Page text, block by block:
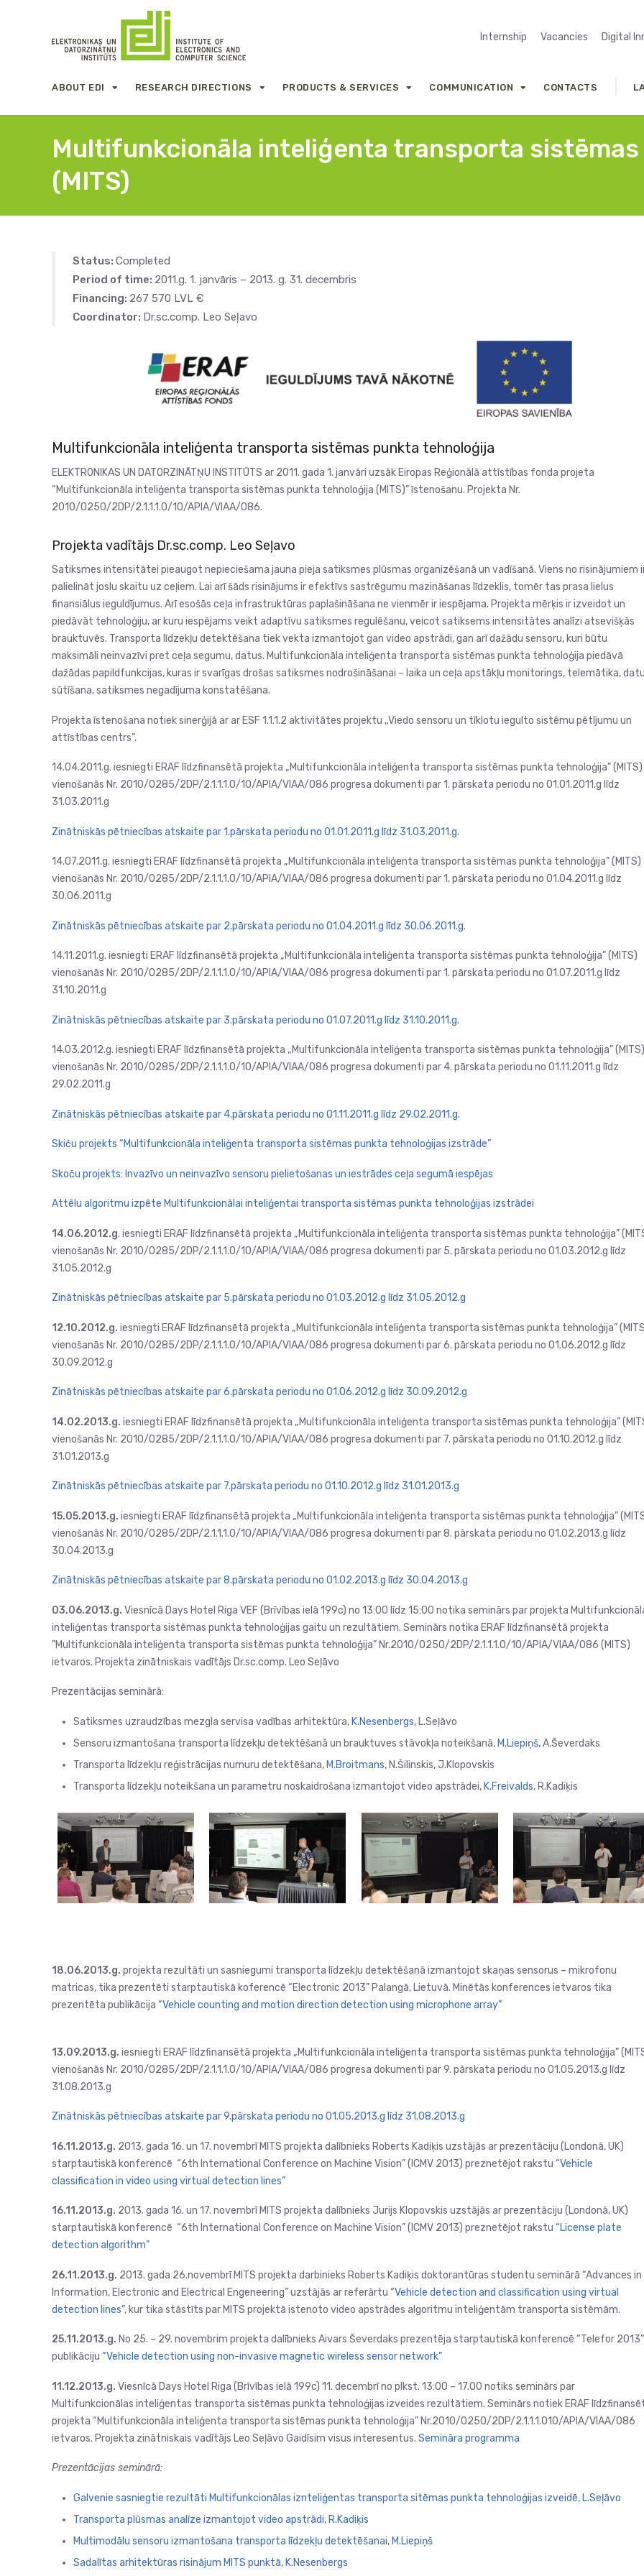
Internship Vacancies Digital
ABOUT EDI RESEARCH DIRECTIONS PRODUCTS & SERVICES COMMUNICATION CONTACTS
Multifunkcionāla inteliģenta transporta
(MITS)
Status: Completed
Period of time: 2011.g. 1. janvāris – 2013. g. 31. decembris
Financing: 267 570 LVL €
Coordinator: Dr.sc.comp. Leo Seļavo
Multifunkcionāla inteliģenta transporta sistēmas punkta tehnoloģija
ELEKTRONIKAS UN DATORZINĀTŅU INSTITŪTS ar 2011. gada 1. janvāri uzsāk Eiropas Reģionālā attīstības fonda projeta
“Multifunkcionāla inteliģenta transporta sistēmas punkta tehnoloģija (MITS)” īstenošanu. Projekta Nr.
2010/0250/2DP/2.1.1.1.0/10/APIA/VIAA/086.
Projekta vadītājs Dr.sc.comp. Leo Seļavo
Satiksmes intensitātei pieaugot nepieciešama jauna pieja satiksmes plūsmas organizēšanā un vadīšanā. Viens no risinājumiem
palielināt joslu skaitu uz ceļiem. Lai arī šāds risinājums ir efektīvs sastrēgumu mazināšanas līdzeklis, tomēr tas prasa lielus
finansiālus ieguldījumus. Arī esošās ceļa infrastruktūras paplašināšana ne vienmēr ir iespējama. Projekta mērķis ir izveidot un
piedāvāt tehnoloģiju, ar kuru iespējams veikt adaptīvu satiksmes regulēšanu, veicot satiksems intensitātes analīzi atsevišķās
brauktuvēs. Transporta līdzekļu detektēšana tiek vekta izmantojot gan video apstrādi, gan arī dažādu sensoru, kuri būtu
maksimāli neinvazīvi pret ceļa segumu, datus. Multifunkcionāla inteliģenta transporta sistēmas punkta tehnoloģija piedāvā
dažādas papildfunkcijas, kuras ir svarīgas drošas satiksmes nodrošināšanai – laika un ceļa apstākļu monitorings, telemātika,
sūtīšana, satiksmes negadījuma konstatēšana.
Projekta īstenošana notiek sinerģijā ar ar ESF 1.1.1.2 aktivitātes projektu „Viedo sensoru un tīklotu iegulto sistēmu pētījumu un
attīstības centrs”.
14.04.2011.g. iesniegti ERAF līdzfinansētā projekta „Multifunkcionāla inteliģenta transporta sistēmas punkta tehnoloģija” (MITS)
vienošanās Nr. 2010/0285/2DP/2.1.1.1.0/10/APIA/VIAA/086 progresa dokumenti par 1. pārskata periodu no 01.01.2011.g līdz
31.03.2011.g
Zinātniskās pētniecības atskaite par 1.pārskata periodu no 01.01.2011.g līdz 31.03.2011.g.
14.07.2011.g. iesniegti ERAF līdzfinansētā projekta „Multifunkcionāla inteliģenta transporta sistēmas punkta tehnoloģija” (MITS)
vienošanās Nr. 2010/0285/2DP/2.1.1.1.0/10/APIA/VIAA/086 progresa dokumenti par 1. pārskata periodu no 01.04.2011.g līdz
30.06.2011.g
Zinātniskās pētniecības atskaite par 2.pārskata periodu no 01.04.2011.g līdz 30.06.2011.g.
14.11.2011.g. iesniegti ERAF līdzfinansētā projekta „Multifunkcionāla inteliģenta transporta sistēmas punkta tehnoloģija” (MITS)
vienošanās Nr. 2010/0285/2DP/2.1.1.1.0/10/APIA/VIAA/086 progresa dokumenti par 1. pārskata periodu no 01.07.2011.g līdz
31.10.2011.g
Zinātniskās pētniecības atskaite par 3.pārskata periodu no 01.07.2011.g līdz 31.10.2011.g.
14.03.2012.g. iesniegti ERAF līdzfinansētā projekta „Multifunkcionāla inteliģenta transporta sistēmas punkta tehnoloģija” (MITS)
vienošanās Nr. 2010/0285/2DP/2.1.1.1.0/10/APIA/VIAA/086 progresa dokumenti par 4. pārskata periodu no 01.11.2011.g līdz
29.02.2011.g
Zinātniskās pētniecības atskaite par 4.pārskata periodu no 01.11.2011.g līdz 29.02.2011.g.
Skiču projekts “Multifunkcionāla inteliģenta transporta sistēmas punkta tehnoloģijas izstrāde”
Skoču projekts: Invazīvo un neinvazīvo sensoru pielietošanas un iestrādes ceļa segumā iespējas
Attēlu algoritmu izpēte Multifunkcionālai inteliģentai transporta sistēmas punkta tehnoloģijas izstrādei
14.06.2012.g. iesniegti ERAF līdzfinansētā projekta „Multifunkcionāla inteliģenta transporta sistēmas punkta tehnoloģija”
vienošanās Nr. 2010/0285/2DP/2.1.1.1.0/10/APIA/VIAA/086 progresa dokumenti par 5. pārskata periodu no 01.03.2012.g līdz
31.05.2012.g
Zinātniskās pētniecības atskaite par 5.pārskata periodu no 01.03.2012.g līdz 31.05.2012.g
12.10.2012.g. iesniegti ERAF līdzfinansētā projekta „Multifunkcionāla inteliģenta transporta sistēmas punkta tehnoloģija”
vienošanās Nr. 2010/0285/2DP/2.1.1.1.0/10/APIA/VIAA/086 progresa dokumenti par 6. pārskata periodu no 01.06.2012.g līdz
30.09.2012.g
Zinātniskās pētniecības atskaite par 6.pārskata periodu no 01.06.2012.g līdz 30.09.2012.g
14.02.2013.g. iesniegti ERAF līdzfinansētā projekta „Multifunkcionāla inteliģenta transporta sistēmas punkta tehnoloģija”
vienošanās Nr. 2010/0285/2DP/2.1.1.1.0/10/APIA/VIAA/086 progresa dokumenti par 7. pārskata periodu no 01.10.2012.g līdz
31.01.2013.g
Zinātniskās pētniecības atskaite par 7.pārskata periodu no 01.10.2012.g līdz 31.01.2013.g
15.05.2013.g. iesniegti ERAF līdzfinansētā projekta „Multifunkcionāla inteliģenta transporta sistēmas punkta tehnoloģija”
vienošanās Nr. 2010/0285/2DP/2.1.1.1.0/10/APIA/VIAA/086 progresa dokumenti par 8. pārskata periodu no 01.02.2013.g līdz
30.04.2013.g
Zinātniskās pētniecības atskaite par 8.pārskata periodu no 01.02.2013.g līdz 30.04.2013.g
03.06.2013.g. Viesnīcā Days Hotel Riga VEF (Brīvības ielā 199c) no 13:00 līdz 15:00 notika seminārs par projekta
inteliģentas transporta sistēmas punkta tehnoloģijas gaitu un rezultātiem. Seminārs notika ERAF līdzfinansētā projekta
”Multifunkcionāla inteliģenta transporta sistēmas punkta tehnoloģija” Nr.2010/0250/2DP/2.1.1.1.0/10/APIA/VIAA/086 (MITS)
ietvaros. Projekta zinātniskais vadītājs Dr.sc.comp. Leo Seļāvo
Prezentācijas seminārā:
Satiksmes uzraudzības mezgla servisa vadības arhitektūra, K.Nesenbergs, L.Seļāvo
Sensoru izmantošana transporta līdzekļu detektēšanā un brauktuves stāvokļa noteikšanā, M.Liepiņš, A.Ševerdaks
Transporta līdzekļu reģistrācijas numuru detektēšana, M.Broitmans, N.Šilinskis, J.Klopovskis
Transporta līdzekļu noteikšana un parametru noskaidrošana izmantojot video apstrādei, K.Freivalds, R.Kadiķis
18.06.2013.g. projekta rezultāti un sasniegumi transporta līdzekļu detektēšanā izmantojot skaņas sensorus – mikrofonu
matricas, tika prezentēti starptautiskā koferencē “Electronic 2013” Palangā, Lietuvā. Minētās konferences ietvaros tika
prezentēta publikācija “Vehicle counting and motion direction detection using microphone array”
13.09.2013.g. iesniegti ERAF līdzfinansētā projekta „Multifunkcionāla inteliģenta transporta sistēmas punkta tehnoloģija”
vienošanās Nr. 2010/0285/2DP/2.1.1.1.0/10/APIA/VIAA/086 progresa dokumenti par 9. pārskata periodu no 01.05.2013.g līdz
31.08.2013.g
Zinātniskās pētniecības atskaite par 9.pārskata periodu no 01.05.2013.g līdz 31.08.2013.g
16.11.2013.g. 2013. gada 16. un 17. novembrī MITS projekta dalībnieks Roberts Kadiķis uzstājās ar prezentāciju (Londonā, UK)
starptautiskā konferencē “6th International Conference on Machine Vision” (ICMV 2013) preznetējot rakstu “Vehicle
classification in video using virtual detection lines”
16.11.2013.g. 2013. gada 16. un 17. novembrī MITS projekta dalībnieks Jurijs Klopovskis uzstājās ar prezentāciju (Londonā, UK)
starptautiskā konferencē “6th International Conference on Machine Vision” (ICMV 2013) preznetējot rakstu “License plate
detection algorithm”
26.11.2013.g. 2013. gada 26.novembrī MITS projekta darbinieks Roberts Kadiķis doktorantūras studentu seminārā “Advances in
Information, Electronic and Electrical Engeneering” uzstājās ar referārtu “Vehicle detection and classification using virtual
detection lines”, kur tika stāstīts par MITS projektā istenoto video apstrādes algoritmu inteliģentām transporta sistēmām.
25.11.2013.g. No 25. – 29. novembrim projekta dalībnieks Aivars Ševerdaks prezentēja starptautiskā konferencē “Telefor 2013”
publikāciju “Vehicle detection using non-invasive magnetic wireless sensor network”
11.12.2013.g. Viesnīcā Days Hotel Riga (Brīvības ielā 199c) 11. decembrī no plkst. 13:00 – 17.00 notiks seminārs par
Multifunkcionālas inteliģentas transporta sistēmas punkta tehnoloģijas izveides rezultātiem. Seminārs notiek ERAF
projekta “Multifunkcionāla inteliģenta transporta sistēmas punkta tehnoloģija” Nr.2010/0250/2DP/2.1.1.1.010/APIA/VIAA/086
ietvaros. Projekta zinātniskais vadītājs Leo Seļāvo Gaidīsim visus interesentus. Semināra programma
Prezentācijas seminārā:
Galvenie sasniegtie rezultāti Multifunkcionālas iznteliģentas transporta sitēmas punkta tehnoloģijas izveidē, L.Seļāvo
Transporta plūsmas analīze izmantojot video apstrādi, R.Kadiķis
Multimodālu sensoru izmantošana transporta līdzekļu detektēšanai, M.Liepiņš
Sadalītas arhitektūras risinājum MITS punktā, K.Nesenbergs